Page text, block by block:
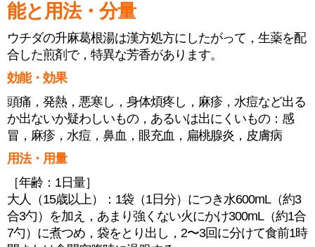
能と用法・分量
ウチダの升麻葛根湯は漢方処方にしたがって，生薬を配
合した煎剤で，特異な芳香があります。
効能・効果
頭痛，発熱，悪寒し，身体煩疼し，麻疹，水痘など出る
か出ないか疑わしいもの，あるいは出にくいもの：感
冒，麻疹，水痘，鼻血，眼充血，扁桃腺炎，皮膚病
用法・用量
［年齢：1日量］
大人（15歳以上）：1袋（1日分）につき水600mL（約3
合3勺）を加え，あまり強くない火にかけ300mL（約1合
7勺）に煮つめ，袋をとり出し，2〜3回に分けて食前1時